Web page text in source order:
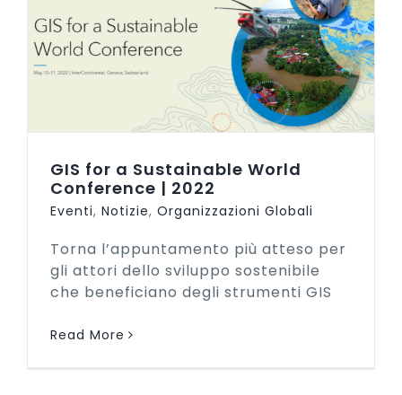
GIS for a Sustainable World
Conference | 2022
Eventi, Notizie, Organizzazioni Globali
Torna l’appuntamento più atteso per
gli attori dello sviluppo sostenibile
che beneficiano degli strumenti GIS
Read More